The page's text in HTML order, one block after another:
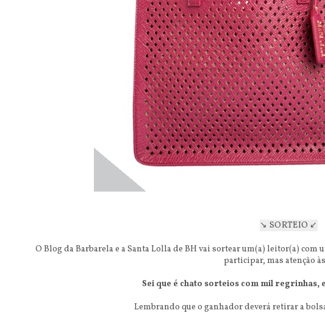
↘️ SORTEIO ↙️
O Blog da Barbarela e a Santa Lolla de BH vai sortear um(a) leitor(a)
participar, mas atenção
Sei que é chato sorteios com mil regrinhas,
Lembrando que o ganhador deverá retirar a